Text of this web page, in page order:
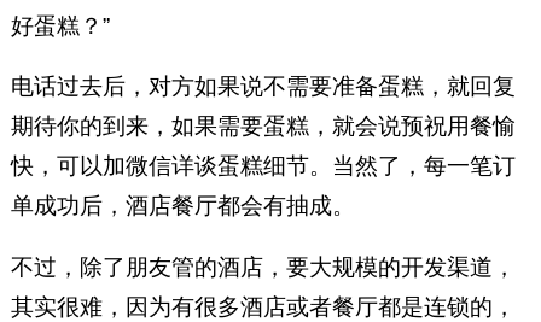
好蛋糕？”
电话过去后，对方如果说不需要准备蛋糕，就回复
期待你的到来，如果需要蛋糕，就会说预祝用餐愉
快，可以加微信详谈蛋糕细节。当然了，每一笔订
单成功后，酒店餐厅都会有抽成。
不过，除了朋友管的酒店，要大规模的开发渠道，
其实很难，因为有很多酒店或者餐厅都是连锁的，